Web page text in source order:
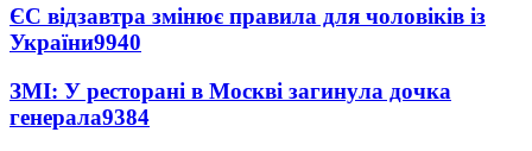
ЄС відзавтра змінює правила для чоловіків із
України9940
ЗМІ: У ресторані в Москві загинула дочка
генерала9384